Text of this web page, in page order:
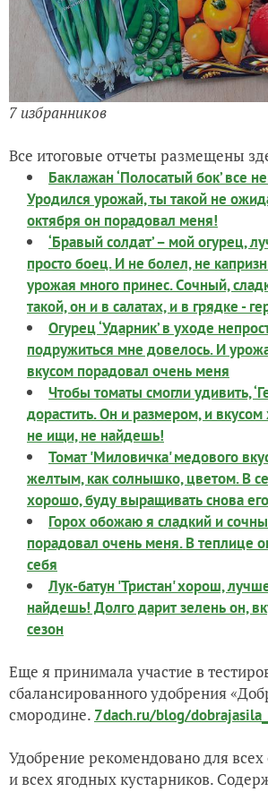
7 избранников
Все итоговые отчеты размещены
Баклажан ‘Полосатый бок’ все
Уродился урожай, ты такой не
октября он порадовал меня!
‘Бравый солдат’ – мой огурец,
просто боец. И не болел, не
урожая много принес. Сочный,
такой, он и в салатах, и в грядке -
Огурец ‘Ударник’ в уходе
подружиться мне довелось. И
вкусом порадовал очень меня
Чтобы томаты смогли удивить,
дорастить. Он и размером, и
не ищи, не найдешь!
Томат 'Миловичка' медового
желтым, как солнышко, цветом. В
хорошо, буду выращивать снова его
Горох обожаю я сладкий и
порадовал очень меня. В теплице
себя
Лук-батун 'Тристан' хорош,
найдешь! Долго дарит зелень он,
сезон
Еще я принимала участие в
сбалансированного удобрения
смородине. 7dach.ru/blog/
Удобрение рекомендовано для всех
и всех ягодных кустарников.